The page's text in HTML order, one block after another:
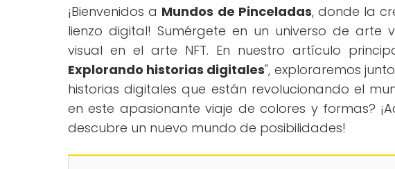
¡Bienvenidos a Mundos de Pinceladas, donde la
lienzo digital! Sumérgete en un universo de
visual en el arte NFT. En nuestro artículo
Explorando historias digitales", exploraremos
historias digitales que están revolucionando el
en este apasionante viaje de colores y formas?
descubre un nuevo mundo de posibilidades!